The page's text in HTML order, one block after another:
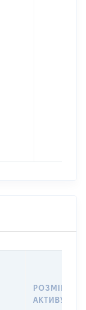
РОЗМІР
АКТИВУ